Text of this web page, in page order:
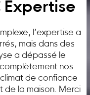
Expertise
l’expertise a
mais dans des
a dépassé le
nos
de confiance
de la maison. Merci